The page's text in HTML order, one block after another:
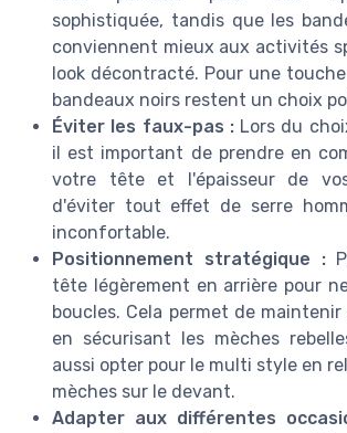
sophistiquée, tandis que les
conviennent mieux aux activités
look décontracté. Pour une
bandeaux noirs restent un choix
Éviter les faux-pas :Lors du
il est important de prendre en
votre tête et l'épaisseur de
d'éviter tout effet de serre
inconfortable.
Positionnement stratégique :
tête légèrement en arrière pour
boucles. Cela permet de
en sécurisant les mèches
aussi opter pour le multi style en
mèches sur le devant.
Adapter aux différentes